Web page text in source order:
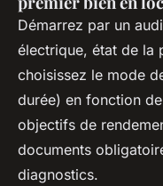
Démarrez par un
électrique, état de la
choisissez le mode
durée) en fonction
objectifs de
documents
diagnostics.